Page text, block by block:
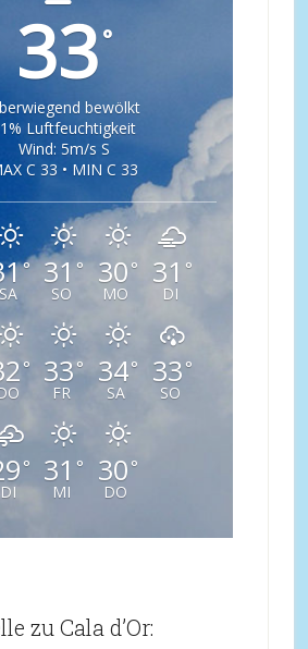
33°
bewölkt
Luftfeuchtigkeit
Wind: 5m/s S
C 33 • MIN C 33
°
SA
31°
SO
30 °
MO
31 °
DI
° 33°
FR
34°
SA
33 °
SO
°
DI
31 °
MI
30 °
DO
zu Cala d’Or: